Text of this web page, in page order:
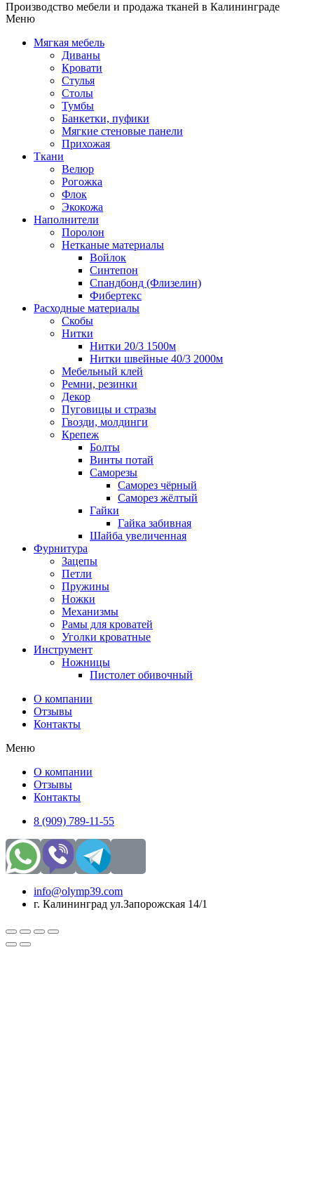
Производство мебели и продажа тканей в Калининграде
Меню
Мягкая мебель
Диваны
Кровати
Стулья
Столы
Тумбы
Банкетки, пуфики
Мягкие стеновые панели
Прихожая
Ткани
Велюр
Рогожка
Флок
Экокожа
Наполнители
Поролон
Нетканые материалы
Войлок
Синтепон
Спандбонд (Флизелин)
Фибертекс
Расходные материалы
Скобы
Нитки
Нитки 20/3 1500м
Нитки швейные 40/3 2000м
Мебельный клей
Ремни, резинки
Декор
Пуговицы и стразы
Гвозди, молдинги
Крепеж
Болты
Винты потай
Саморезы
Саморез чёрный
Саморез жёлтый
Гайки
Гайка забивная
Шайба увеличенная
Фурнитура
Зацепы
Петли
Пружины
Ножки
Механизмы
Рамы для кроватей
Уголки кроватные
Инструмент
Ножницы
Пистолет обивочный
О компании
Отзывы
Контакты
Меню
О компании
Отзывы
Контакты
8 (909) 789-11-55
info@olymp39.com
г. Калининград ул.Запорожская 14/1